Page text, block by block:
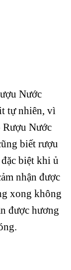
Nước
tự nhiên, vì
Rượu Nước
biết rượu
biệt khi ủ
nhận được
xong không
được hương